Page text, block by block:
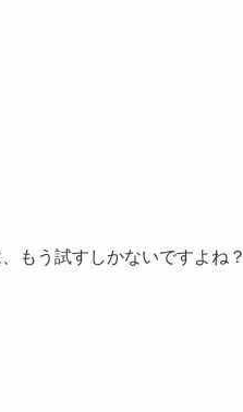
もう試すしかないですよね？